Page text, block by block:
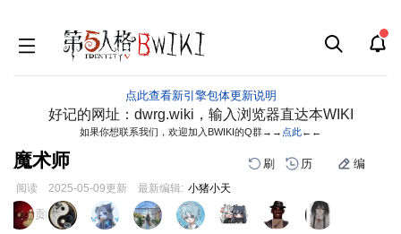
点此查看新引擎包体更新说明
好记的网址：dwrg.wiki，输入浏览器直达本WIKI
如果你想联系我们，欢迎加入BWIKI的Q群→→ 点此←←
魔术师 刷 历 编
阅读 2025-05-09更新 最新编辑: 小猪小天
跳
到
跳
到
页面贡献者 :